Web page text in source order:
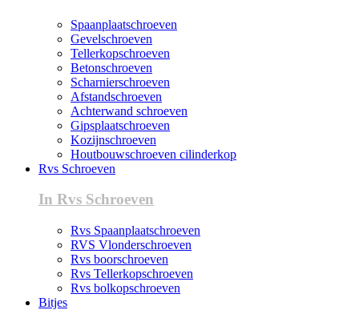
Spaanplaatschroeven
Gevelschroeven
Tellerkopschroeven
Betonschroeven
Scharnierschroeven
Afstandschroeven
Achterwand schroeven
Gipsplaatschroeven
Kozijnschroeven
Houtbouwschroeven cilinderkop
Rvs Schroeven
In Rvs Schroeven
Rvs Spaanplaatschroeven
RVS Vlonderschroeven
Rvs boorschroeven
Rvs Tellerkopschroeven
Rvs bolkopschroeven
Bitjes